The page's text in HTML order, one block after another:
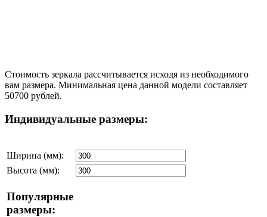
Стоимость зеркала рассчитывается исходя из необходимого
вам размера. Минимальная цена данной модели составляет
50700 рублей.
Индивидуальные размеры:
Ширина (мм):
Высота (мм):
Популярные
размеры: